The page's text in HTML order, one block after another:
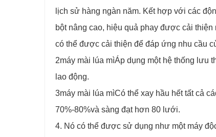
lịch sử hàng ngàn năm. Kết hợp với các
bột nâng cao, hiệu quả phay được cải
có thể được cải thiện để đáp ứng nhu cầu
2máy mài lúa mìÁp dụng một hệ thống lưu
lao động.
3máy mài lúa mìCó thể xay hầu hết tất cả
70%-80%và sàng đạt hơn 80 lưới.
4. Nó có thể được sử dụng như một máy